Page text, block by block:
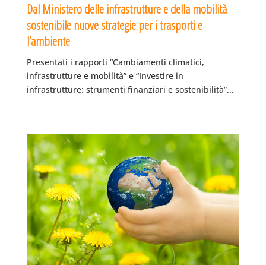
Dal Ministero delle infrastrutture e della mobilità
sostenibile nuove strategie per i trasporti e
l’ambiente
Presentati i rapporti “Cambiamenti climatici,
infrastrutture e mobilità” e “Investire in
infrastrutture: strumenti finanziari e sostenibilità”...